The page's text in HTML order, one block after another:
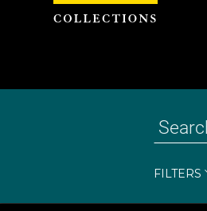
FILTERS
Cookies management panel